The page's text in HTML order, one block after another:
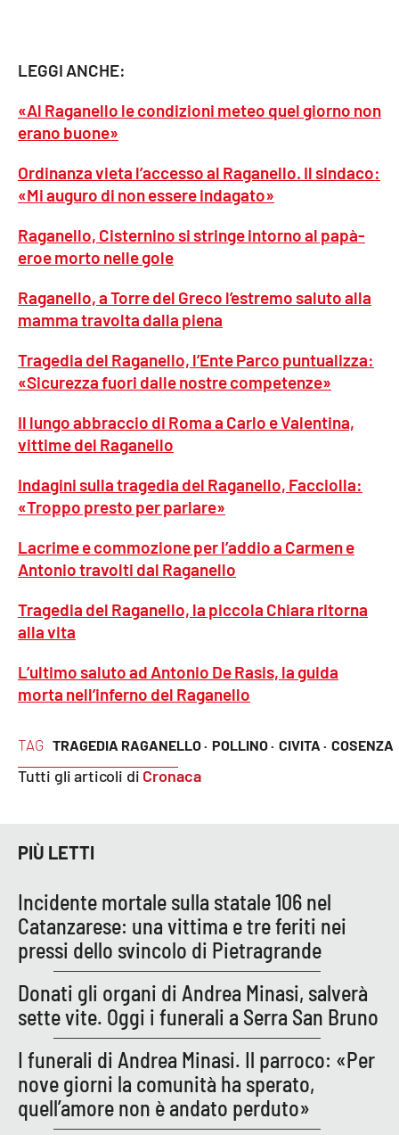
LA
CALABRIAVISIONE
Eventi
Food
Storie
LAC
NETWORK
Lactv.it
Laconair.it
Lacitymag.it
Ilreggino.it
Cosenzachannel.it
Catanzarochannel.it
Apple
TAG TRAGEDIA RAGANELLO · POLLINO · CIVITA · COSENZA
Tutti gli articoli di Cronaca
LEGGI ANCHE:
«Al Raganello le condizioni meteo quel giorno non
erano buone»
Ordinanza vieta l’accesso al Raganello. Il sindaco:
«Mi auguro di non essere indagato»
Raganello, Cisternino si stringe intorno al papà-
eroe morto nelle gole
Raganello, a Torre del Greco l’estremo saluto alla
mamma travolta dalla piena
Tragedia del Raganello, l’Ente Parco puntualizza:
«Sicurezza fuori dalle nostre competenze»
Il lungo abbraccio di Roma a Carlo e Valentina,
vittime del Raganello
Indagini sulla tragedia del Raganello, Facciolla:
«Troppo presto per parlare»
Lacrime e commozione per l’addio a Carmen e
Antonio travolti dal Raganello
Tragedia del Raganello, la piccola Chiara ritorna
alla vita
L’ultimo saluto ad Antonio De Rasis, la guida
morta nell’inferno del Raganello
PIÙ LETTI
Incidente mortale sulla statale 106 nel
Catanzarese: una vittima e tre feriti nei
pressi dello svincolo di Pietragrande
Donati gli organi di Andrea Minasi, salverà
sette vite. Oggi i funerali a Serra San Bruno
I funerali di Andrea Minasi. Il parroco: «Per
nove giorni la comunità ha sperato,
quell’amore non è andato perduto»